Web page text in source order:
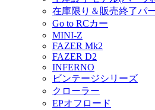
在庫限り＆販売終了パ
Go to RCカー
MINI-Z
FAZER Mk2
FAZER D2
INFERNO
ビンテージシリーズ
クローラー
EPオフロード